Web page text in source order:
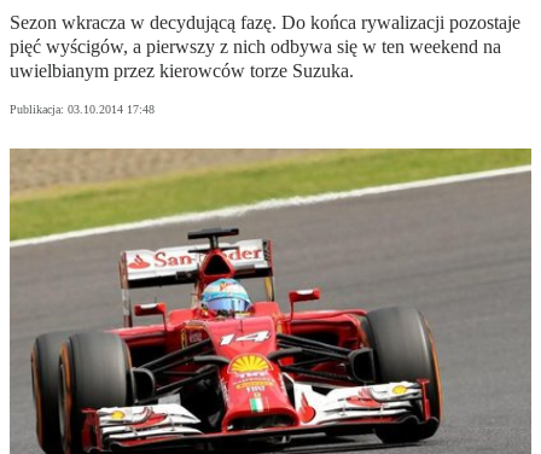
Sezon wkracza w decydującą fazę. Do końca rywalizacji pozostaje
pięć wyścigów, a pierwszy z nich odbywa się w ten weekend na
uwielbianym przez kierowców torze Suzuka.
Publikacja: 03.10.2014 17:48